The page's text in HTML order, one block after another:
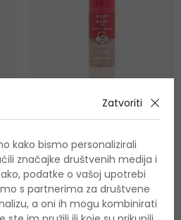
BOURJOIS Paris Healthy
Mix Clean & Vegan Glow
Tint Essence
Hidratantna i tonirajuća
esencija
30 ml
Na zalihi
15,50 €
Zatvoriti
kako bismo personalizirali
značajke društvenih medija i
podatke o vašoj upotrebi
s partnerima za društvene
a oni ih mogu kombinirati